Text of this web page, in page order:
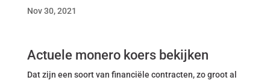
Nov 30, 2021
Actuele monero koers bekijken
Dat zijn een soort van financiële contracten, zo groot al